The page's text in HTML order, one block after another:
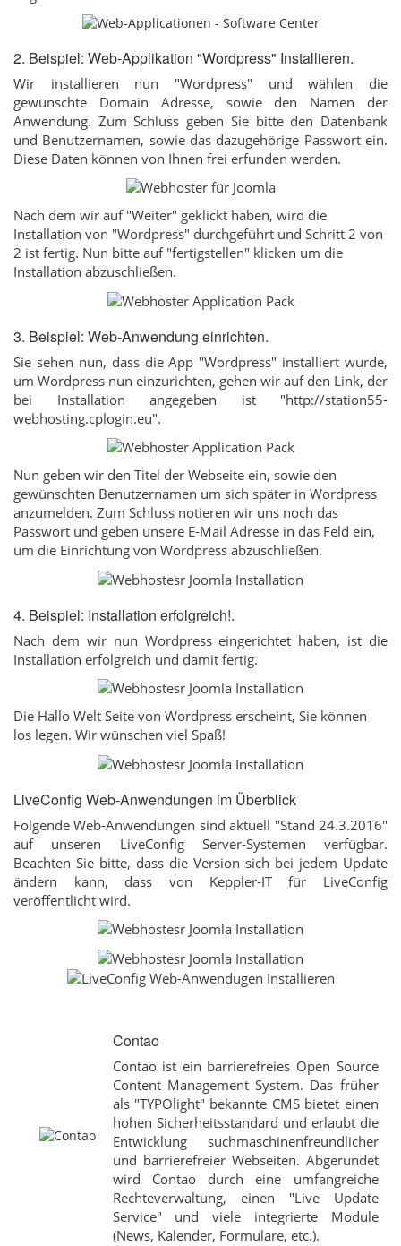
2. Beispiel: Web-Applikation "Wordpress" Installieren.
Wir installieren nun "Wordpress" und wählen die
gewünschte Domain Adresse, sowie den Namen der
Anwendung. Zum Schluss geben Sie bitte den Datenbank
und Benutzernamen, sowie das dazugehörige Passwort ein.
Diese Daten können von Ihnen frei erfunden werden.
Nach dem wir auf "Weiter" geklickt haben, wird die
Installation von "Wordpress" durchgeführt und Schritt 2 von
2 ist fertig. Nun bitte auf "fertigstellen" klicken um die
Installation abzuschließen.
3. Beispiel: Web-Anwendung einrichten.
Sie sehen nun, dass die App "Wordpress" installiert wurde,
um Wordpress nun einzurichten, gehen wir auf den Link, der
bei Installation angegeben ist "http://station55-
webhosting.cplogin.eu".
Nun geben wir den Titel der Webseite ein, sowie den
gewünschten Benutzernamen um sich später in Wordpress
anzumelden. Zum Schluss notieren wir uns noch das
Passwort und geben unsere E-Mail Adresse in das Feld ein,
um die Einrichtung von Wordpress abzuschließen.
4. Beispiel: Installation erfolgreich!.
Nach dem wir nun Wordpress eingerichtet haben, ist die
Installation erfolgreich und damit fertig.
Die Hallo Welt Seite von Wordpress erscheint, Sie können
los legen. Wir wünschen viel Spaß!
LiveConfig Web-Anwendungen im Überblick
Folgende Web-Anwendungen sind aktuell "Stand 24.3.2016"
auf unseren LiveConfig Server-Systemen verfügbar.
Beachten Sie bitte, dass die Version sich bei jedem Update
ändern kann, dass von Keppler-IT für LiveConfig
veröffentlicht wird.
Contao
Contao ist ein barrierefreies Open Source
Content Management System. Das früher
als "TYPOlight" bekannte CMS bietet einen
hohen Sicherheitsstandard und erlaubt die
Entwicklung suchmaschinenfreundlicher
und barrierefreier Webseiten. Abgerundet
wird Contao durch eine umfangreiche
Rechteverwaltung, einen "Live Update
Service" und viele integrierte Module
(News, Kalender, Formulare, etc.).